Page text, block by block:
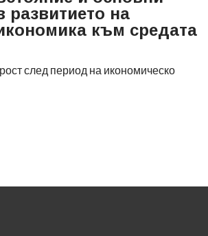
развитието на
към средата
след период на икономическо